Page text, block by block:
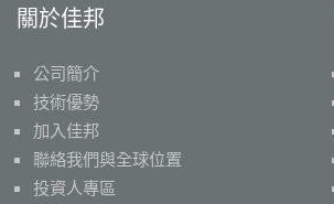
關於佳邦
公司簡介
技術優勢
加入佳邦
聯絡我們與全球位置
投資人專區